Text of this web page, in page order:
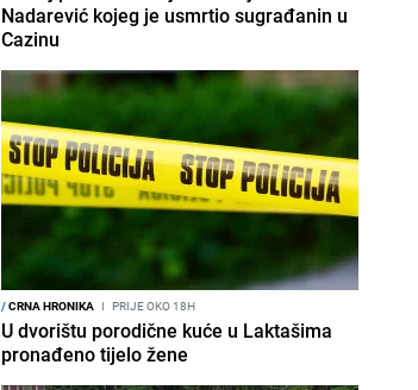
Nadarević kojeg je usmrtio sugrađanin u
Cazinu
/CRNA HRONIKA I PRIJE OKO 18H
U dvorištu porodične kuće u Laktašima
pronađeno tijelo žene